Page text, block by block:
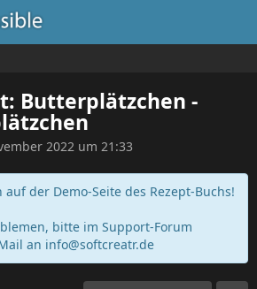
Butterplätzchen -
2022 um 21:33
der Demo-Seite des Rezept-Buchs!
bitte im Support-Forum
an info@softcreatr.de